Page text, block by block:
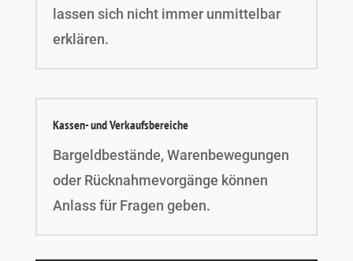
lassen sich nicht immer unmittelbar
erklären.
Kassen- und Verkaufsbereiche
Bargeldbestände, Warenbewegungen
oder Rücknahmevorgänge können
Anlass für Fragen geben.